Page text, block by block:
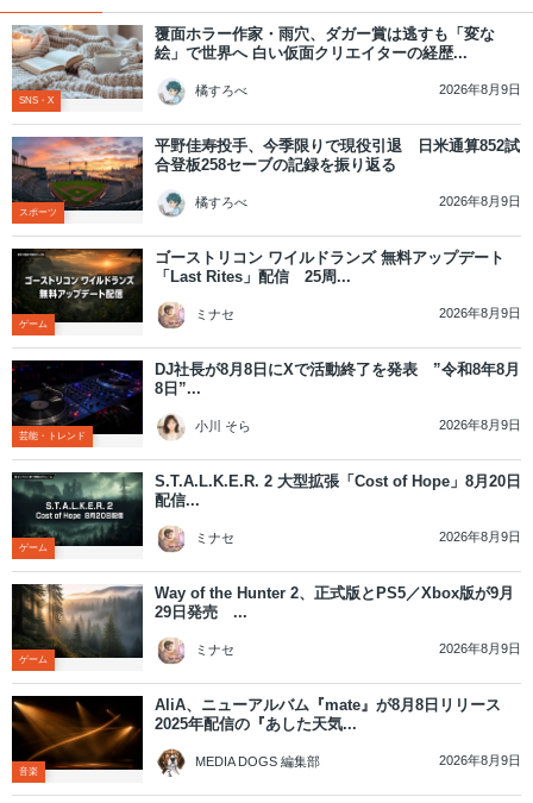
SNS・X
覆面ホラー作家・雨穴、ダガー賞は逃すも「変な
絵」で世界へ 白い仮面クリエイターの経歴...
橘すろべ 2026年8月9日
スポーツ
平野佳寿投手、今季限りで現役引退 日米通算852試
合登板258セーブの記録を振り返る
橘すろべ 2026年8月9日
ゲーム
ゴーストリコン ワイルドランズ 無料アップデート
「Last Rites」配信 25周...
ミナセ 2026年8月9日
芸能・トレンド
DJ社長が8月8日にXで活動終了を発表 ”令和8年8月
8日”...
小川 そら 2026年8月9日
ゲーム
S.T.A.L.K.E.R. 2 大型拡張「Cost of Hope」8月20日
配信...
ミナセ 2026年8月9日
ゲーム
Way of the Hunter 2、正式版とPS5／Xbox版が9月
29日発売 ...
ミナセ 2026年8月9日
音楽
AliA、ニューアルバム『mate』が8月8日リリース
2025年配信の『あした天気...
MEDIA DOGS 編集部 2026年8月9日